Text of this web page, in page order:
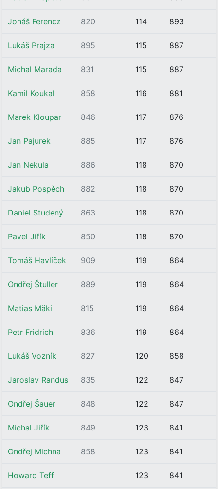
Jonáš Ferencz 820 114 893
Lukáš Prajza 895 115 887
Michal Marada 831 115 887
Kamil Koukal 858 116 881
Marek Kloupar 846 117 876
Jan Pajurek 885 117 876
Jan Nekula 886 118 870
Jakub Pospěch 882 118 870
Daniel Studený 863 118 870
Pavel Jiřík 850 118 870
Tomáš Havlíček 909 119 864
Ondřej Štuller 889 119 864
Matias Mäki 815 119 864
Petr Fridrich 836 119 864
Lukáš Vozník 827 120 858
Jaroslav Randus 835 122 847
Ondřej Šauer 848 122 847
Michal Jiřík 849 123 841
Ondřej Michna 858 123 841
Howard Teff 123 841